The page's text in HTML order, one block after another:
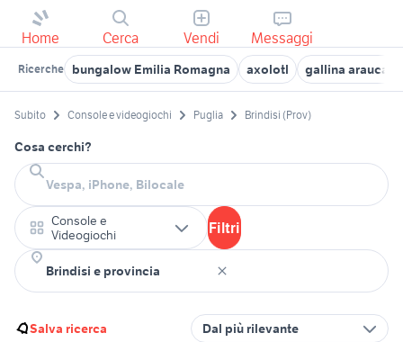
Home Cerca Vendi Messaggi
Ricerche bungalow Emilia Romagna axolotl gallina
Subito Console e videogiochi Puglia Brindisi (Prov)
Cosa cerchi?
Console e
Videogiochi
Filtri
Salva ricerca Dal più rilevante